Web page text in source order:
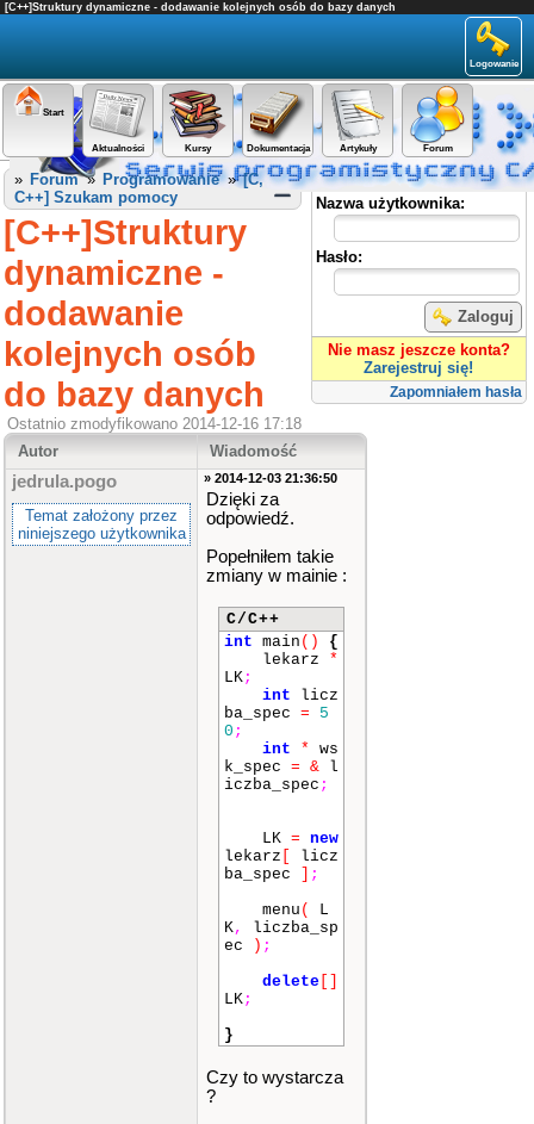
[C++]Struktury dynamiczne - dodawanie kolejnych osób do bazy danych
Logowanie
Start
Aktualności Kursy Dokumentacja Artykuły Forum
Panel użytkownika
Nazwa użytkownika:
Hasło:
Zaloguj
Nie masz jeszcze konta?
Zarejestruj się!
Zapomniałem hasła
» Forum» Programowanie»[C,
C++] Szukam pomocy
[C++]Struktury
dynamiczne -
dodawanie
kolejnych osób
do bazy danych
Ostatnio zmodyfikowano 2014-12-16 17:18
Autor
Wiadomość
jedrula.pogo
Temat założony przez
niniejszego użytkownika
» 2014-12-03 21:36:50
Dzięki za
odpowiedź.
Popełniłem takie
zmiany w mainie :
C/C++
int main ()
{
lekarz *
LK;
int licz
ba_spec =
5
0 ;
int
*
ws
k_spec = & l
iczba_spec ;
LK = new
lekarz
licz
ba_spec
;
menu (
L
K,
liczba_sp
ec
) ;
delete
LK;
}
Czy to wystarcza
?